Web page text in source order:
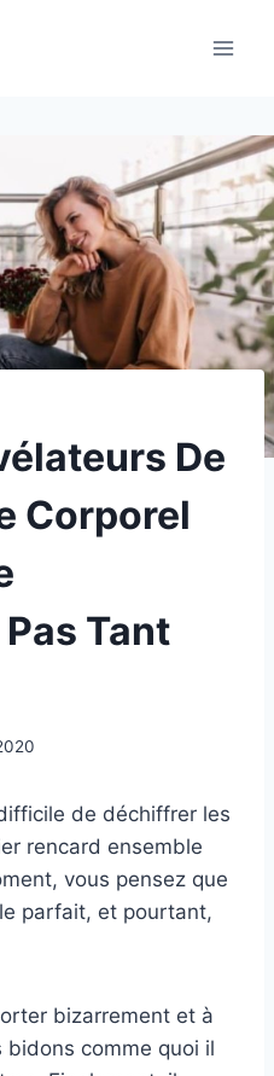
De
Corporel
Tant
de déchiffrer les
rencard ensemble
vous pensez que
parfait, et pourtant,
bizarrement et à
comme quoi il